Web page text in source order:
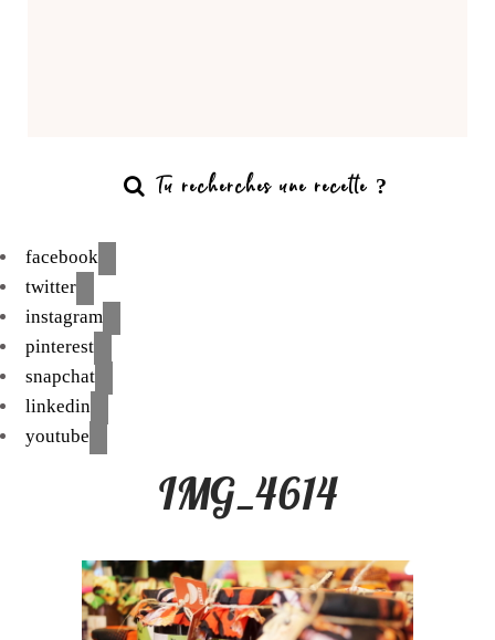
facebook
twitter
instagram
pinterest
snapchat
linkedin
youtube
IMG_4614